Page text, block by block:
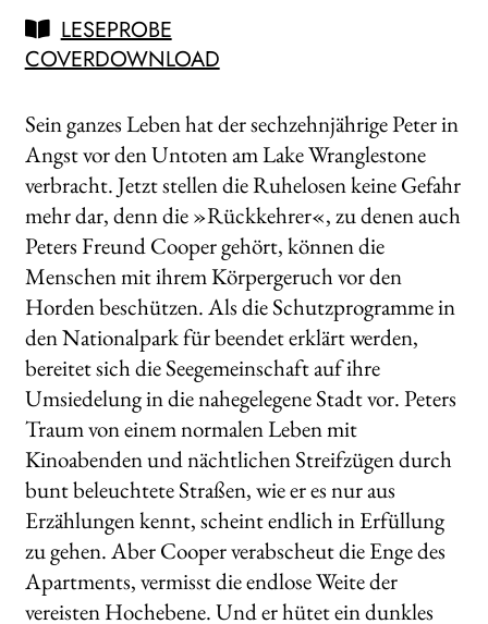
LESEPROBE
COVERDOWNLOAD
Sein ganzes Leben hat der sechzehnjährige Peter in
Angst vor den Untoten am Lake Wranglestone
verbracht. Jetzt stellen die Ruhelosen keine Gefahr
mehr dar, denn die »Rückkehrer«, zu denen auch
Peters Freund Cooper gehört, können die
Menschen mit ihrem Körpergeruch vor den
Horden beschützen. Als die Schutzprogramme in
den Nationalpark für beendet erklärt werden,
bereitet sich die Seegemeinschaft auf ihre
Umsiedelung in die nahegelegene Stadt vor. Peters
Traum von einem normalen Leben mit
Kinoabenden und nächtlichen Streifzügen durch
bunt beleuchtete Straßen, wie er es nur aus
Erzählungen kennt, scheint endlich in Erfüllung
zu gehen. Aber Cooper verabscheut die Enge des
Apartments, vermisst die endlose Weite der
vereisten Hochebene. Und er hütet ein dunkles